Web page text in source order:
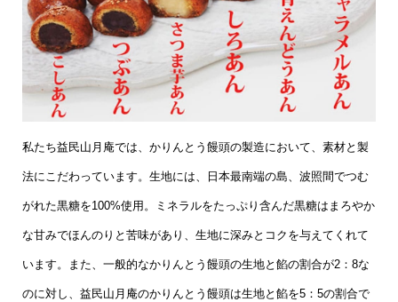
私たち益民山月庵では、かりんとう饅頭の製造において、素材と製
法にこだわっています。生地には、日本最南端の島、波照間でつむ
がれた黒糖を100%使用。ミネラルをたっぷり含んだ黒糖はまろやか
な甘みでほんのりと苦味があり、生地に深みとコクを与えてくれて
います。また、一般的なかりんとう饅頭の生地と餡の割合が2：8な
のに対し、益民山月庵のかりんとう饅頭は生地と餡を5：5の割合で